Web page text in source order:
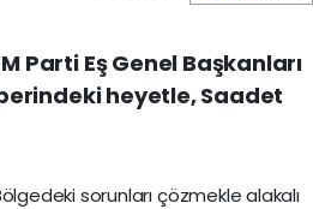
Parti Eş Genel Başkanları
heyetle, Saadet
sorunları çözmekle alakalı